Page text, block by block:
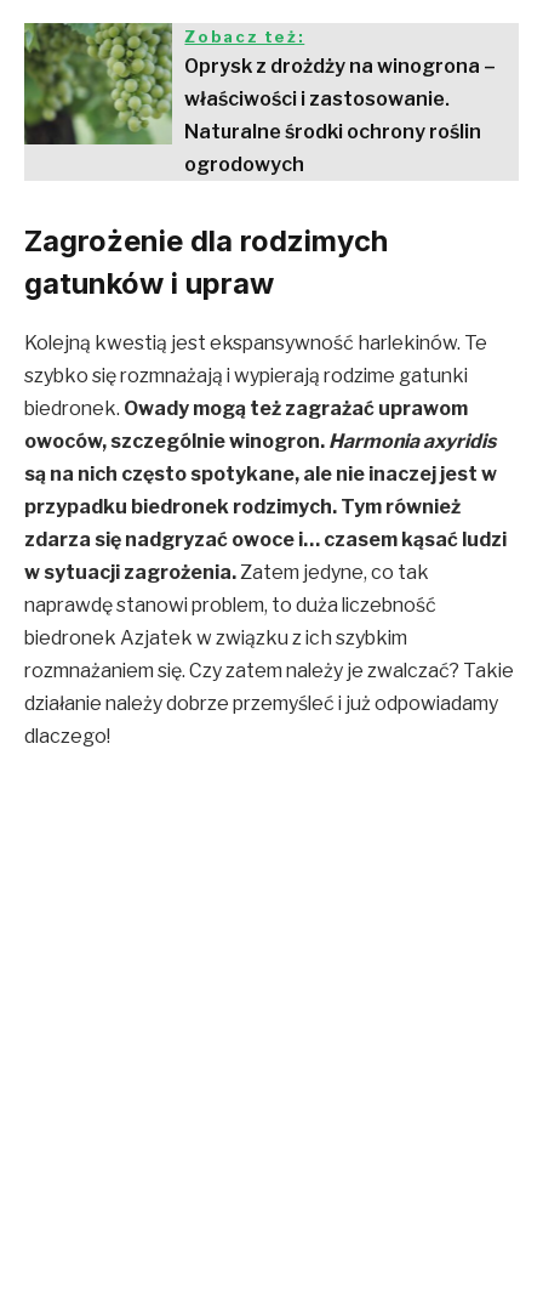
Zobacz też:
Oprysk z drożdży na winogrona –
właściwości i zastosowanie.
Naturalne środki ochrony roślin
ogrodowych
Zagrożenie dla rodzimych
gatunków i upraw
Kolejną kwestią jest ekspansywność harlekinów. Te
szybko się rozmnażają i wypierają rodzime gatunki
biedronek. Owady mogą też zagrażać uprawom
owoców, szczególnie winogron. Harmonia axyridis
są na nich często spotykane, ale nie inaczej jest w
przypadku biedronek rodzimych. Tym również
zdarza się nadgryzać owoce i… czasem kąsać ludzi
w sytuacji zagrożenia.Zatem jedyne, co tak
naprawdę stanowi problem, to duża liczebność
biedronek Azjatek w związku z ich szybkim
rozmnażaniem się. Czy zatem należy je zwalczać? Takie
działanie należy dobrze przemyśleć i już odpowiadamy
dlaczego!